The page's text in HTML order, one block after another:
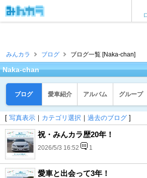
みんカラ ブログ ブログ一覧 [Naka-chan]
Naka-chan
ブログ 愛車紹介 アルバム グループ
[ 写真表示 ｜ カテゴリ選択 ｜ 過去のブログ ]
祝・みんカラ歴20年！
2026/5/3 16:52 1
愛車と出会って3年！